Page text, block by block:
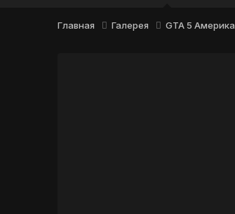
Главная Галерея GTA 5 Америка